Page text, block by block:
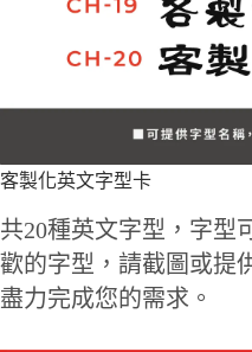
客製化英文字型卡
共20種英文字型，字型
歡的字型，請截圖或提
盡力完成您的需求。